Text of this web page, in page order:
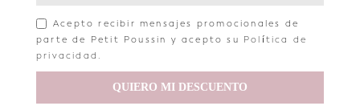
Acepto recibir mensajes promocionales de
parte de Petit Poussin y acepto su Política de
privacidad .
QUIERO MI DESCUENTO